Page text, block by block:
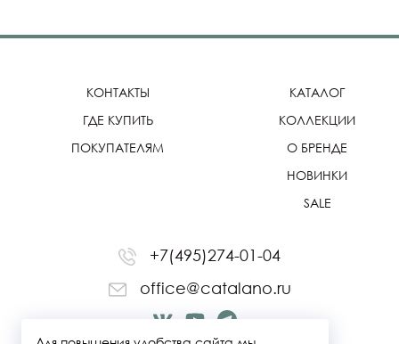
КОНТАКТЫ
ГДЕ КУПИТЬ
ПОКУПАТЕЛЯМ
КАТАЛОГ
КОЛЛЕКЦИИ
О БРЕНДЕ
НОВИНКИ
SALE
+7(495)274-01-04
office@catalano.ru